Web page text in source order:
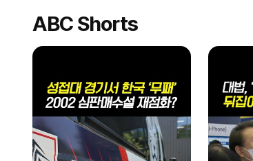
ABC Shorts